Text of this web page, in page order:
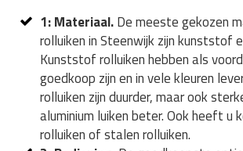
1: Materiaal.De meeste gekozen
rolluiken in Steenwijk zijn kunststof
Kunststof rolluiken hebben als
goedkoop zijn en in vele kleuren
rolluiken zijn duurder, maar ook
aluminium luiken beter. Ook heeft u
rolluiken of stalen rolluiken.